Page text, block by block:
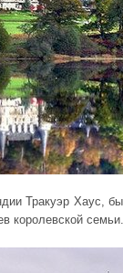
Тракуэр Хаус,
королевской семьи.